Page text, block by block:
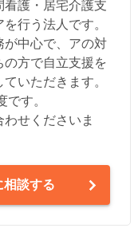
看護・居宅介護支
行う法人です。
が中心で、アの対
方で自立支援を
いただきます。
す。
せくださいま
相談する